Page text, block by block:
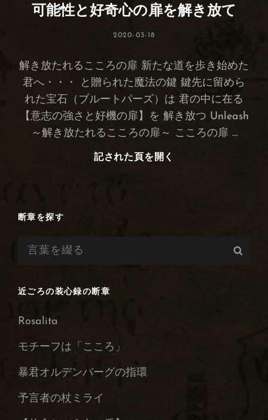
リ
ー
可能性と好奇心の扉を解き放て
投
2020-03-18
解き放たれるこころの扉 新たな道を歩き始めた
君へ・・・ と贈られた魔法の鍵 鍵先に留めら
れた宝石（ブルートパーズ）は 君の中に在る
【意志の強さと好機の扉】を 解き放つ Unleash
～解き放たれるこころの扉～ こころの扉 …
記された頁を開く
断章を探す
検
近ごろの装心録の断章
Rosalita
モチーフは「こころ」
暴君オルデンバーグの指環
予言者の杖ミライ